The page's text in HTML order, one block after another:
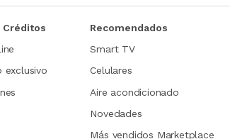
Créditos
exclusivo
Recomendados
Smart TV
Celulares
Aire acondicionado
Novedades
Más vendidos Marketplace